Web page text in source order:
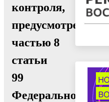
контроля,
предусмотренного
частью 8
статьи
99
Федерального